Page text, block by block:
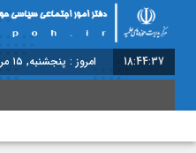
18:44:37 امروز : پنجشنبه, ۱۵ مرداد , ۱۴۰۵